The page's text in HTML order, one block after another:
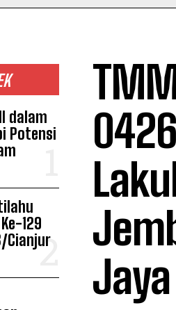
dalam
Potensi
129
Cianjur
Jaya